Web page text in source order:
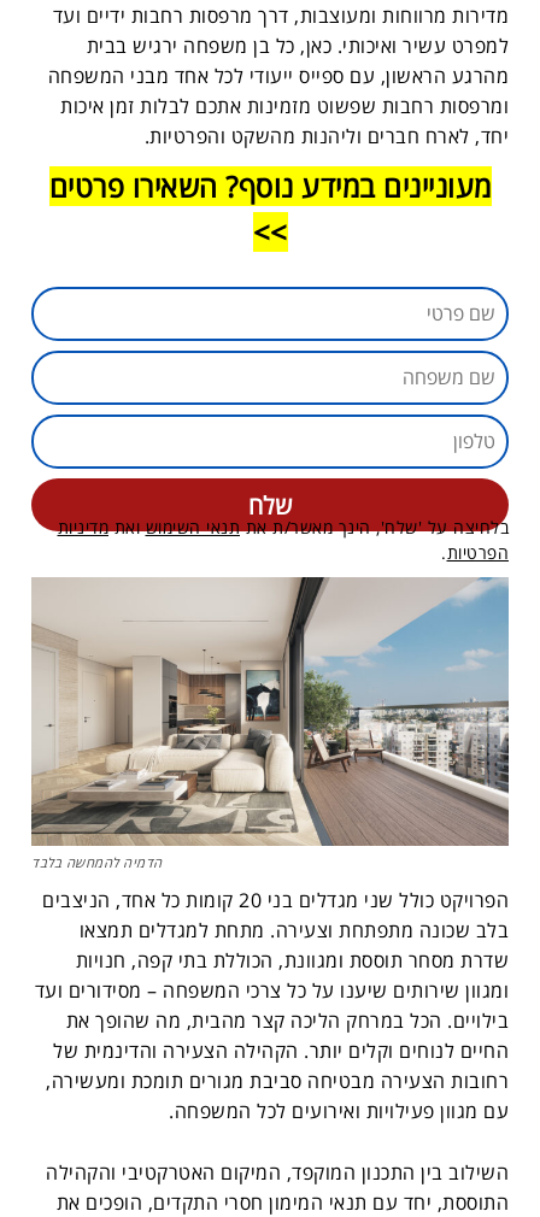
מדירות מרווחות ומעוצבות, דרך מרפסות רחבות ידיים ועד
למפרט עשיר ואיכותי. כאן, כל בן משפחה ירגיש בבית
מהרגע הראשון, עם ספייס ייעודי לכל אחד מבני המשפחה
ומרפסות רחבות שפשוט מזמינות אתכם לבלות זמן איכות
יחד, לארח חברים וליהנות מהשקט והפרטיות.
מעוניינים במידע נוסף? השאירו פרטים
>>
בלחיצה על 'שלח', הינך מאשר/ת אתתנאי השימושואתמדיניות
הפרטיות.
הדמיה להמחשה בלבד
הפרויקט כולל שני מגדלים בני 20 קומות כל אחד, הניצבים
בלב שכונה מתפתחת וצעירה. מתחת למגדלים תמצאו
שדרת מסחר תוססת ומגוונת, הכוללת בתי קפה, חנויות
ומגוון שירותים שיענו על כל צרכי המשפחה – מסידורים ועד
בילויים. הכל במרחק הליכה קצר מהבית, מה שהופך את
החיים לנוחים וקלים יותר. הקהילה הצעירה והדינמית של
רחובות הצעירה מבטיחה סביבת מגורים תומכת ומעשירה,
עם מגוון פעילויות ואירועים לכל המשפחה.
השילוב בין התכנון המוקפד, המיקום האטרקטיבי והקהילה
התוססת, יחד עם תנאי המימון חסרי התקדים, הופכים את